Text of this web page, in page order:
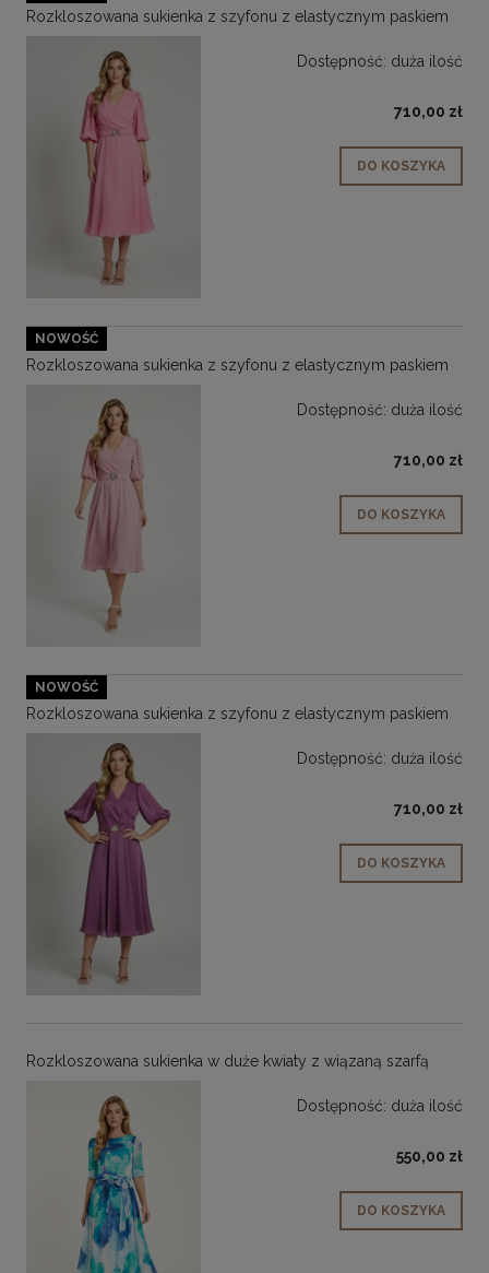
Rozkloszowana sukienka z szyfonu z elastycznym paskiem
Dostępność: duża ilość
710,00 zł
DO KOSZYKA
Rozkloszowana sukienka z szyfonu z elastycznym paskiem
Dostępność: duża ilość
710,00 zł
DO KOSZYKA
NOWOŚĆ
Rozkloszowana sukienka z szyfonu z elastycznym paskiem
Dostępność: duża ilość
710,00 zł
DO KOSZYKA
NOWOŚĆ
Rozkloszowana sukienka w duże kwiaty z wiązaną szarfą
Dostępność: duża ilość
550,00 zł
DO KOSZYKA